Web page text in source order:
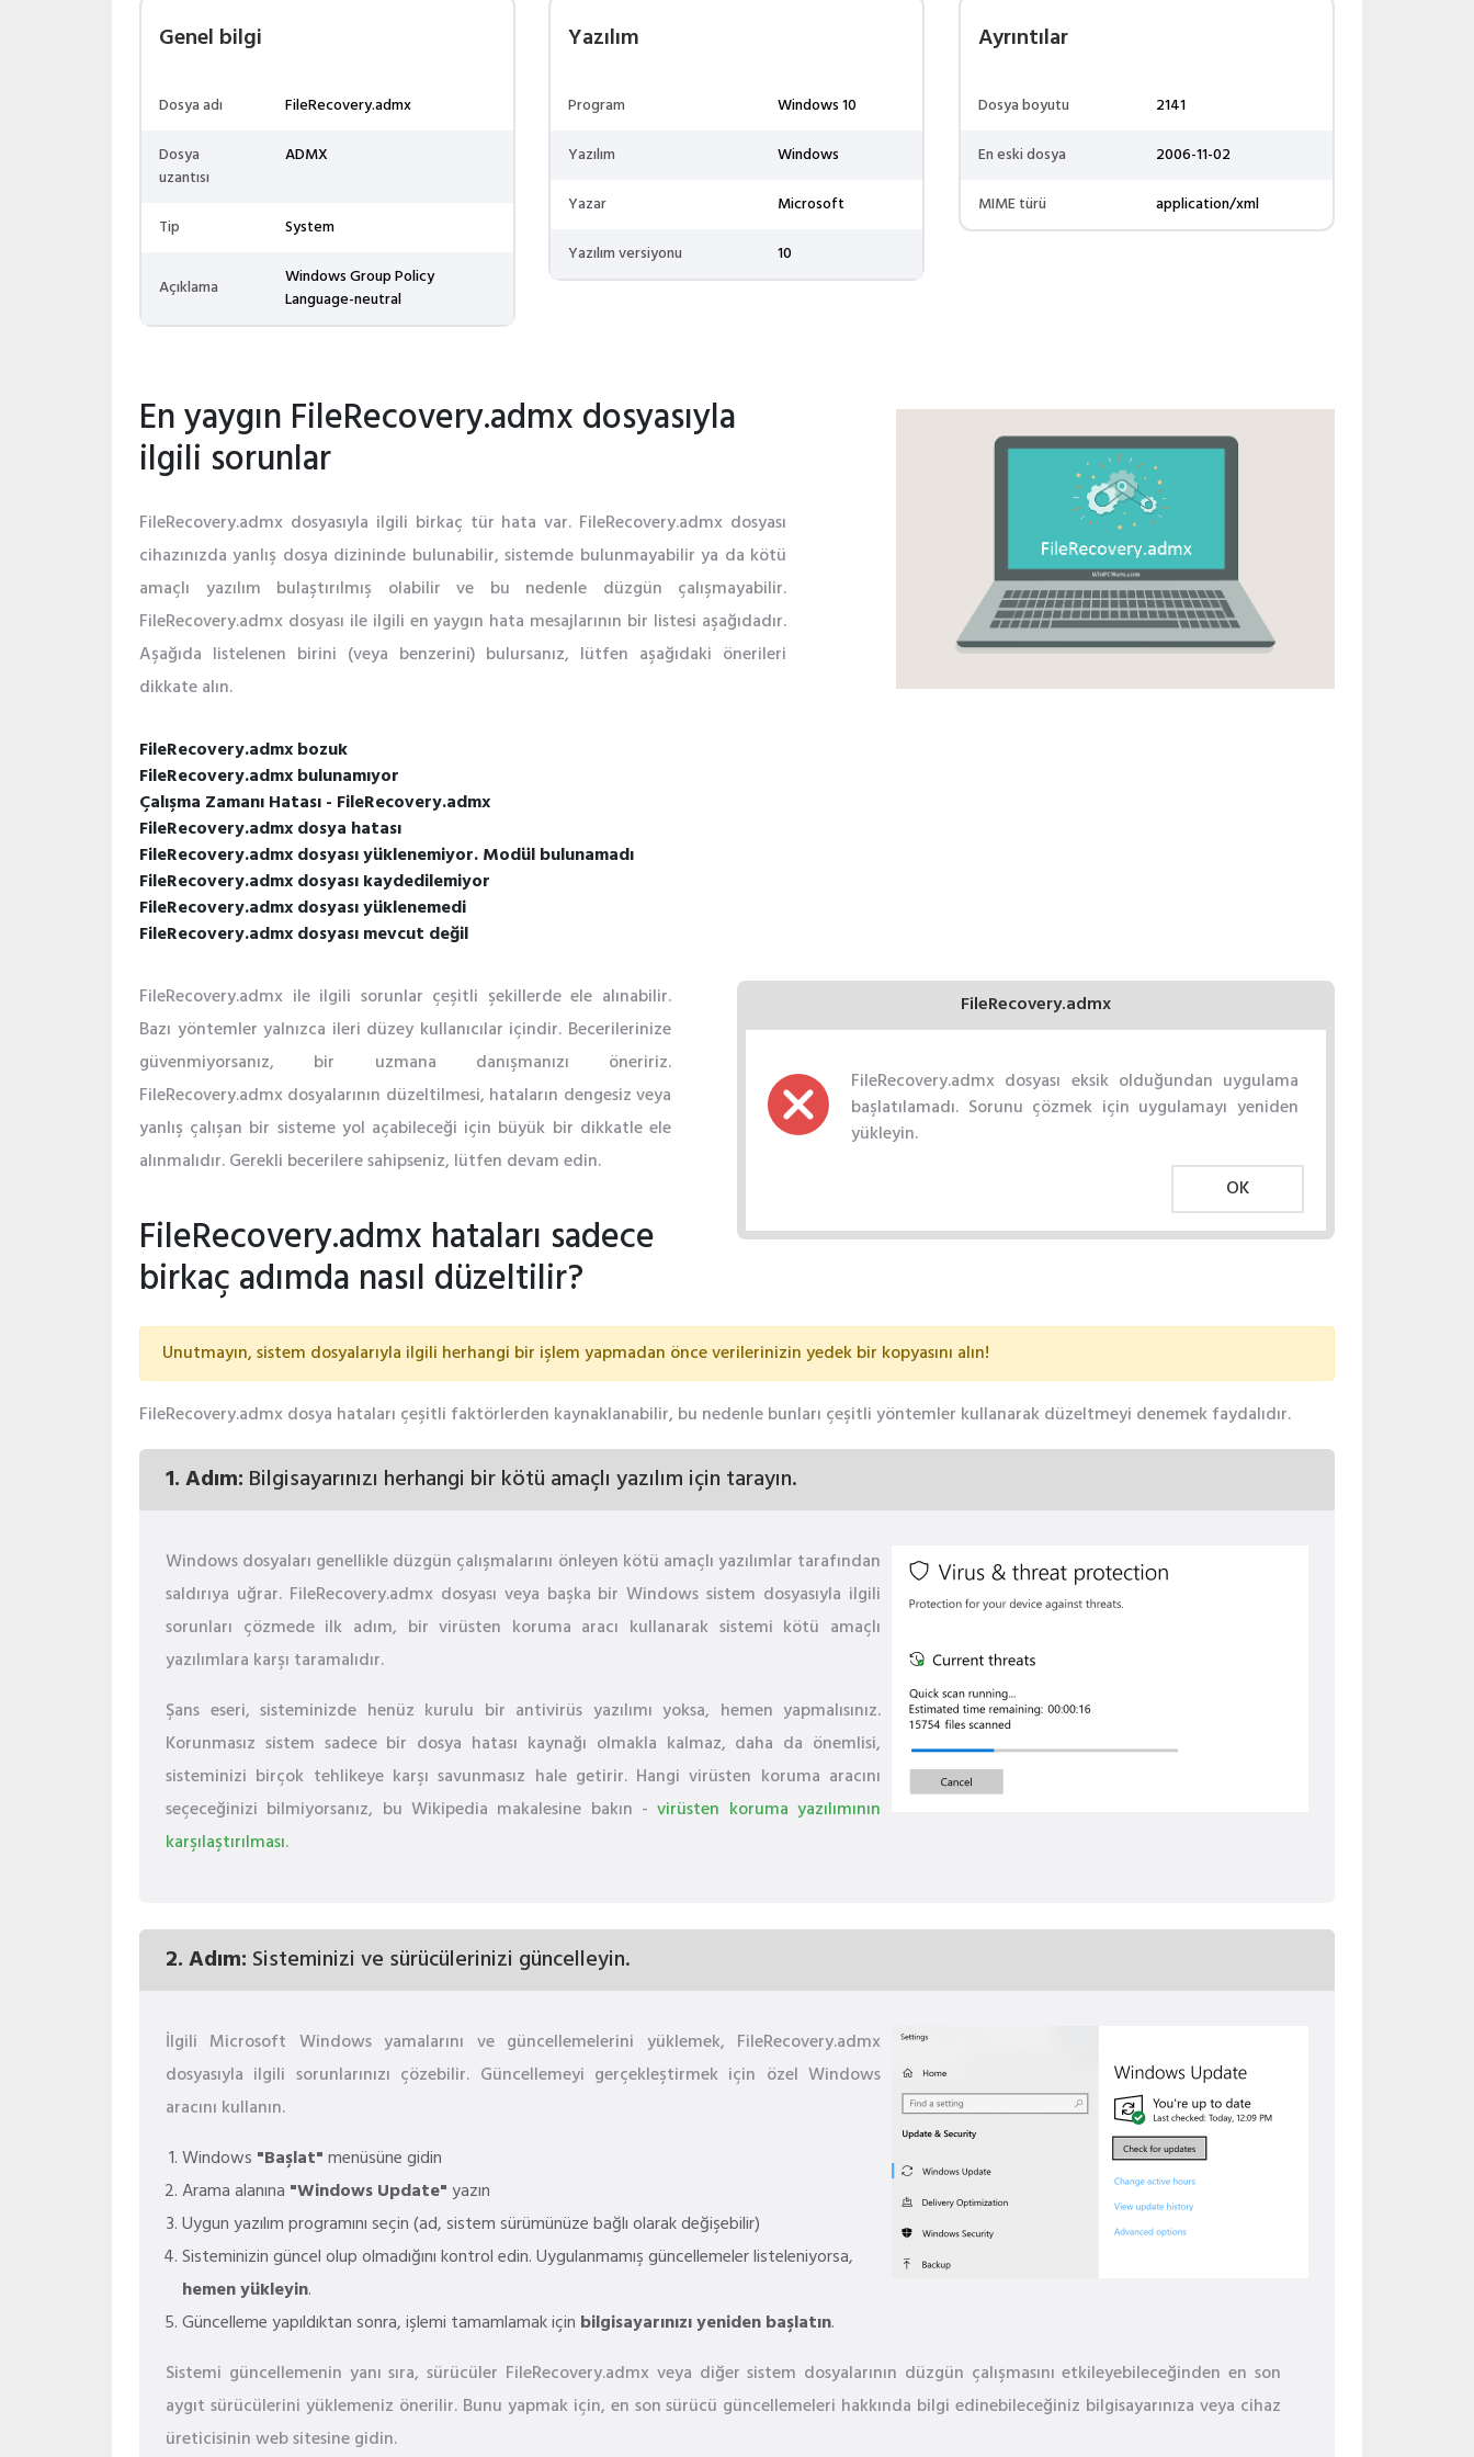
Genel bilgi
Dosya adı
FileRecovery.admx
Dosya
uzantısı
ADMX
Tip System
Açıklama
Windows Group Policy
Language-neutral
Yazılım
Program
Windows 10
Yazılım
Windows
Yazar
Microsoft
Yazılım versiyonu
10
Ayrıntılar
Dosya boyutu
2141
En eski dosya
2006-11-02
MIME türü
application/xml
En yaygın FileRecovery.admx dosyasıyla
ilgili sorunlar
FileRecovery.admx dosyasıyla ilgili birkaç tür hata var. FileRecovery.admx dosyası
cihazınızda yanlış dosya dizininde bulunabilir, sistemde bulunmayabilir ya da kötü
amaçlı yazılım bulaştırılmış olabilir ve bu nedenle düzgün çalışmayabilir.
FileRecovery.admx dosyası ile ilgili en yaygın hata mesajlarının bir listesi aşağıdadır.
Aşağıda listelenen birini (veya benzerini) bulursanız, lütfen aşağıdaki önerileri
dikkate alın.
FileRecovery.admx bozuk
FileRecovery.admx bulunamıyor
Çalışma Zamanı Hatası - FileRecovery.admx
FileRecovery.admx dosya hatası
FileRecovery.admx dosyası yüklenemiyor. Modül bulunamadı
FileRecovery.admx dosyası kaydedilemiyor
FileRecovery.admx dosyası yüklenemedi
FileRecovery.admx dosyası mevcut değil
FileRecovery.admx
FileRecovery.admx dosyası eksik olduğundan uygulama
başlatılamadı. Sorunu çözmek için uygulamayı yeniden
yükleyin.
OK
FileRecovery.admx ile ilgili sorunlar çeşitli şekillerde ele alınabilir.
Bazı yöntemler yalnızca ileri düzey kullanıcılar içindir. Becerilerinize
güvenmiyorsanız, bir uzmana danışmanızı öneririz.
FileRecovery.admx dosyalarının düzeltilmesi, hataların dengesiz veya
yanlış çalışan bir sisteme yol açabileceği için büyük bir dikkatle ele
alınmalıdır. Gerekli becerilere sahipseniz, lütfen devam edin.
FileRecovery.admx hataları sadece
birkaç adımda nasıl düzeltilir?
Unutmayın, sistem dosyalarıyla ilgili herhangi bir işlem yapmadan önce verilerinizin yedek bir kopyasını alın!
FileRecovery.admx dosya hataları çeşitli faktörlerden kaynaklanabilir, bu nedenle bunları çeşitli yöntemler kullanarak düzeltmeyi denemek faydalıdır.
1. Adım: Bilgisayarınızı herhangi bir kötü amaçlı yazılım için tarayın.
Windows dosyaları genellikle düzgün çalışmalarını önleyen kötü amaçlı yazılımlar tarafından
saldırıya uğrar. FileRecovery.admx dosyası veya başka bir Windows sistem dosyasıyla ilgili
sorunları çözmede ilk adım, bir virüsten koruma aracı kullanarak sistemi kötü amaçlı
yazılımlara karşı taramalıdır.
Şans eseri, sisteminizde henüz kurulu bir antivirüs yazılımı yoksa, hemen yapmalısınız.
Korunmasız sistem sadece bir dosya hatası kaynağı olmakla kalmaz, daha da önemlisi,
sisteminizi birçok tehlikeye karşı savunmasız hale getirir. Hangi virüsten koruma aracını
seçeceğinizi bilmiyorsanız, bu Wikipedia makalesine bakın -virüsten koruma yazılımının
karşılaştırılması.
2. Adım: Sisteminizi ve sürücülerinizi güncelleyin.
İlgili Microsoft Windows yamalarını ve güncellemelerini yüklemek, FileRecovery.admx
dosyasıyla ilgili sorunlarınızı çözebilir. Güncellemeyi gerçekleştirmek için özel Windows
aracını kullanın.
Windows "Başlat"menüsüne gidin
Arama alanına "Windows Update"yazın
Uygun yazılım programını seçin (ad, sistem sürümünüze bağlı olarak değişebilir)
Sisteminizin güncel olup olmadığını kontrol edin. Uygulanmamış güncellemeler listeleniyorsa,
hemen yükleyin.
Güncelleme yapıldıktan sonra, işlemi tamamlamak için bilgisayarınızı yeniden başlatın.
Sistemi güncellemenin yanı sıra, sürücüler FileRecovery.admx veya diğer sistem dosyalarının düzgün çalışmasını etkileyebileceğinden en son
aygıt sürücülerini yüklemeniz önerilir. Bunu yapmak için, en son sürücü güncellemeleri hakkında bilgi edinebileceğiniz bilgisayarınıza veya cihaz
üreticisinin web sitesine gidin.